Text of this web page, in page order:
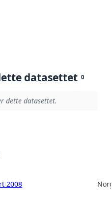
datasettet 0
dette datasettet.
2008